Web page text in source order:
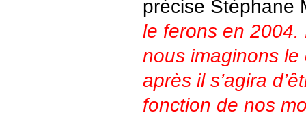
précise Stéphane
le ferons en 2004.
nous imaginons
après il s’agira
fonction de nos